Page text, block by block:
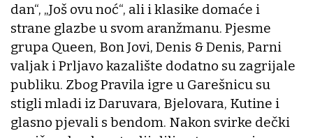
dan“, „Još ovu noć“, ali i klasike domaće i
strane glazbe u svom aranžmanu. Pjesme
grupa Queen, Bon Jovi, Denis & Denis, Parni
valjak i Prljavo kazalište dodatno su zagrijale
publiku. Zbog Pravila igre u Garešnicu su
stigli mladi iz Daruvara, Bjelovara, Kutine i
glasno pjevali s bendom. Nakon svirke dečki